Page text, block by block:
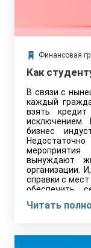
Финансовая
Как
В связи с
каждый
взять
исключением.
бизнес
вынуждают
организации.
справки с
обеспечить
Читать